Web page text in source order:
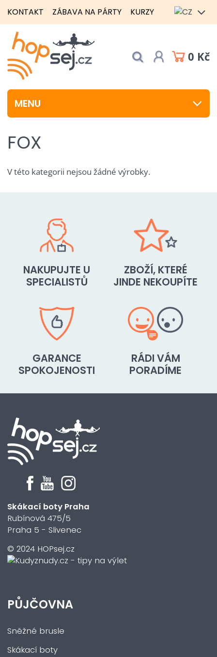
KONTAKT ZÁBAVA NA PÁRTY KURZY
0 Kč
MENU
FOX
V této kategorii nejsou žádné výrobky.
NAKUPUJTE U
SPECIALISTŮ
ZBOŽÍ, KTERÉ
JINDE NEKOUPÍTE
GARANCE
SPOKOJENOSTI
RÁDI VÁM
PORADÍME
Skákací boty Praha
Rubínová 475/5
Praha 5 - Slivenec
© 2024 HOPsej.cz
PŮJČOVNA
Sněžné brusle
Skákací boty